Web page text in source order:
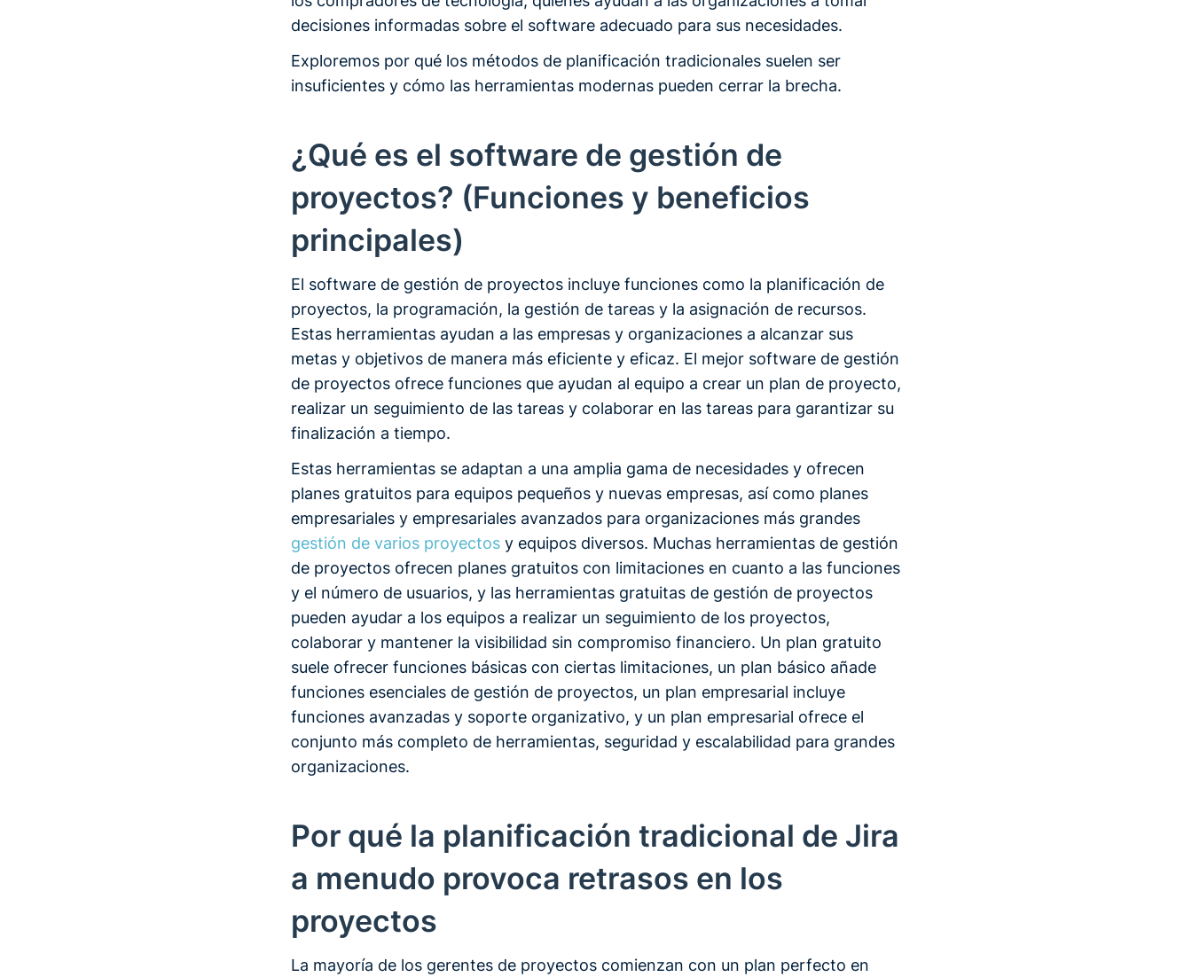
decisiones informadas sobre el software adecuado para sus necesidades.
Exploremos por qué los métodos de planificación tradicionales suelen ser
insuficientes y cómo las herramientas modernas pueden cerrar la brecha.
¿Qué es el software de gestión de
proyectos? (Funciones y beneficios
principales)
El software de gestión de proyectos incluye funciones como la planificación de
proyectos, la programación, la gestión de tareas y la asignación de recursos.
Estas herramientas ayudan a las empresas y organizaciones a alcanzar sus
metas y objetivos de manera más eficiente y eficaz. El mejor software de gestión
de proyectos ofrece funciones que ayudan al equipo a crear un plan de proyecto,
realizar un seguimiento de las tareas y colaborar en las tareas para garantizar su
finalización a tiempo.
Estas herramientas se adaptan a una amplia gama de necesidades y ofrecen
planes gratuitos para equipos pequeños y nuevas empresas, así como planes
empresariales y empresariales avanzados para organizaciones más grandes
gestión de varios proyectos y equipos diversos. Muchas herramientas de gestión
de proyectos ofrecen planes gratuitos con limitaciones en cuanto a las funciones
y el número de usuarios, y las herramientas gratuitas de gestión de proyectos
pueden ayudar a los equipos a realizar un seguimiento de los proyectos,
colaborar y mantener la visibilidad sin compromiso financiero. Un plan gratuito
suele ofrecer funciones básicas con ciertas limitaciones, un plan básico añade
funciones esenciales de gestión de proyectos, un plan empresarial incluye
funciones avanzadas y soporte organizativo, y un plan empresarial ofrece el
conjunto más completo de herramientas, seguridad y escalabilidad para grandes
organizaciones.
Por qué la planificación tradicional de Jira
a menudo provoca retrasos en los
proyectos
La mayoría de los gerentes de proyectos comienzan con un plan perfecto en